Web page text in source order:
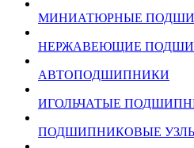
МИНИАТЮРНЫЕ
НЕРЖАВЕЮЩИЕ
АВТОПОДШИПНИКИ
ИГОЛЬЧАТЫЕ
ПОДШИПНИКОВЫЕ